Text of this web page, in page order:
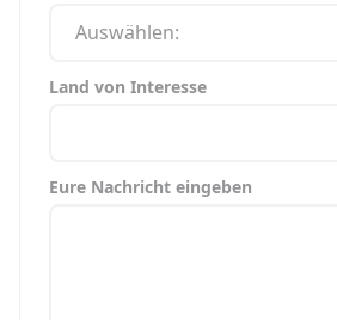
Land von Interesse
Eure Nachricht eingeben